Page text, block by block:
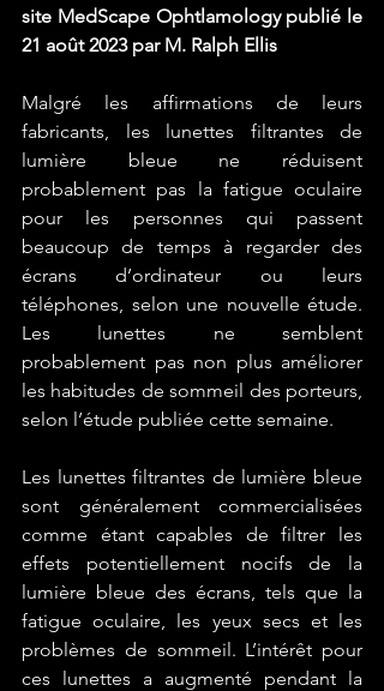
site MedScape Ophtlamology publié le
21 août 2023 par M. Ralph Ellis
Malgré les affirmations de leurs
fabricants, les lunettes filtrantes de
lumière bleue ne réduisent
probablement pas la fatigue oculaire
pour les personnes qui passent
beaucoup de temps à regarder des
écrans d’ordinateur ou leurs
téléphones, selon une nouvelle étude.
Les lunettes ne semblent
probablement pas non plus améliorer
les habitudes de sommeil des porteurs,
selon l’étude publiée cette semaine.
Les lunettes filtrantes de lumière bleue
sont généralement commercialisées
comme étant capables de filtrer les
effets potentiellement nocifs de la
lumière bleue des écrans, tels que la
fatigue oculaire, les yeux secs et les
problèmes de sommeil. L’intérêt pour
ces lunettes a augmenté pendant la